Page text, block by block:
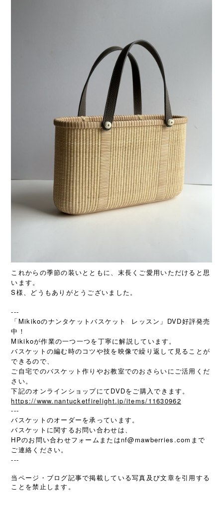
これからの季節の装いとともに、末長くご愛用いただけると思
います。
S様、どうもありがとうございました。
---
「Mikikoのナンタケットバスケット レッスン」DVD好評発売
中！
Mikikoが作業の一つ一つを丁寧に解説しています。
バスケットの編む時のコツや技を映像で繰り返して見ることが
できるので、
ご自宅でのバスケット作りやお教室でのおさらいにご活用くだ
さい。
下記のオンラインショップにてDVDをご購入できます。
https://www.nantucketfirelight.jp/items/11630962
---
バスケットのオーダーを承っています。
バスケットに関するお問い合わせは、
HPのお問い合わせフォームまたはnf@mawberries.com まで
ご連絡ください。
---
当ページ・ブログ記事で掲載している写真及び文章を引用する
ことを禁止します。